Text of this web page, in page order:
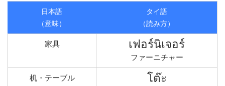
日本語
（意味）
タイ語
（読み方）
家具 เฟอร์นิเจอร์
ファーニチャー
机・テーブル โต๊ะ